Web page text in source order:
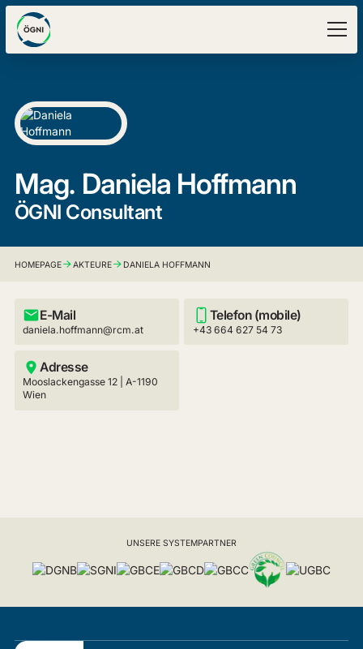
Mag. Daniela Hoffmann
ÖGNI Consultant
HOMEPAGE AKTEURE DANIELA HOFFMANN
E-Mail
daniela.hoffmann@rcm.at
Telefon (mobile)
+43 664 627 54 73
Adresse
Mooslackengasse 12 | A-1190
Wien
UNSERE SYSTEMPARTNER